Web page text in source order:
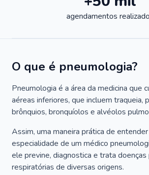
agendamentos
O que é pneumologia?
Pneumologia é a área da medicina que
aéreas inferiores, que incluem traqueia,
brônquios, bronquíolos e alvéolos
Assim, uma maneira prática de
especialidade de um médico
ele previne, diagnostica e trata doenças
respiratórias de diversas origens.